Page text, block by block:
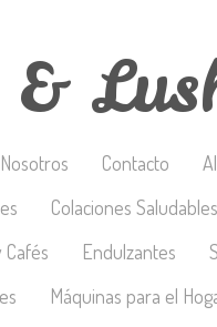
&
Contacto
Colaciones Saludables
Cafés
Endulzantes
Máquinas para el